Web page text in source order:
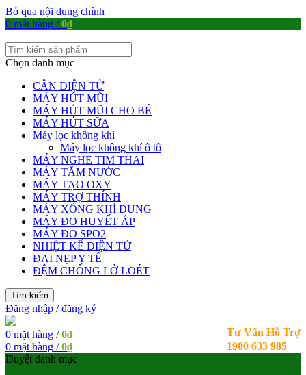
Bỏ qua nội dung chính
0 mặt hàng / 0₫
Chọn danh mục
CÂN ĐIỆN TỬ
MÁY HÚT MŨI
MÁY HÚT MŨI CHO BÉ
MÁY HÚT SỮA
Máy lọc không khí
Máy lọc không khí ô tô
MÁY NGHE TIM THAI
MÁY TĂM NƯỚC
MÁY TẠO OXY
MÁY TRỢ THÍNH
MÁY XÔNG KHÍ DUNG
MÁY ĐO HUYẾT ÁP
MÁY ĐO SPO2
NHIỆT KẾ ĐIỆN TỬ
ĐAI NẸP Y TẾ
ĐỆM CHỐNG LỞ LOÉT
Tìm kiếm
Đăng nhập / đăng ký
Tư Vấn Hỗ Trợ
1900 633 985
0 mặt hàng / 0₫
0 mặt hàng / 0₫
Duyệt danh mục